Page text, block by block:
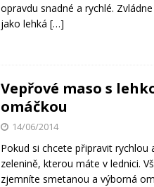
opravdu snadné a rychlé.
jako lehká […]
Vepřové maso s
omáčkou
14/06/2014
Pokud si chcete připravit
zelenině, kterou máte v lednici.
zjemníte smetanou a výborná